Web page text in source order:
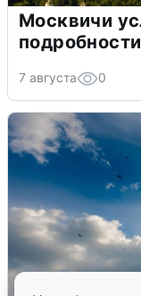
Москвичи
подробности
7 августа 0